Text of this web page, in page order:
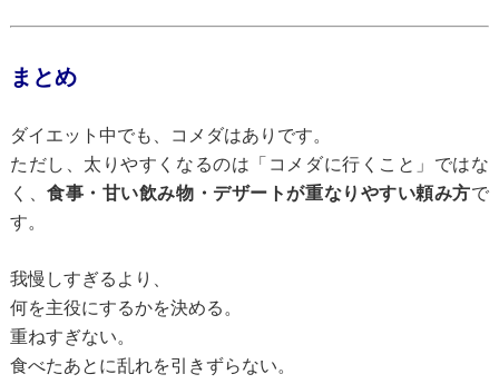
まとめ
ダイエット中でも、コメダはありです。
ただし、太りやすくなるのは「コメダに行くこと」ではな
く、食事・甘い飲み物・デザートが重なりやすい頼み方で
す。
我慢しすぎるより、
何を主役にするかを決める。
重ねすぎない。
食べたあとに乱れを引きずらない。